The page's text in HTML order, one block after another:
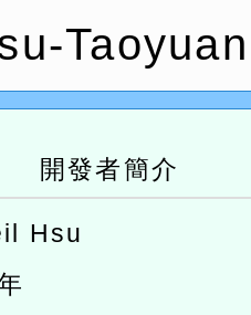
畫－夢的N次
心115年度第2
章及EDM
立成功大學辦
案暨教學示範
及學前教育署
6個月以上尚未
至115年9月28
「115年表揚
選拔活動」
日(星期六)辦
系列活動—儒
地景藝術節教
藝術巡演」活
開發者簡介
Hsu